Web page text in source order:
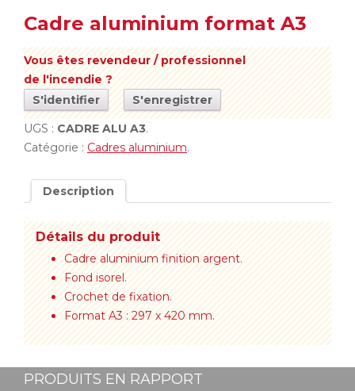
Cadre aluminium format A3
Vous êtes revendeur / professionnel
de l'incendie ?
S'identifier
S'enregistrer
UGS : CADRE ALU A3.
Catégorie : Cadres aluminium.
Description
Détails du produit
Cadre aluminium finition argent.
Fond isorel.
Crochet de fixation.
Format A3 : 297 x 420 mm.
PRODUITS EN RAPPORT